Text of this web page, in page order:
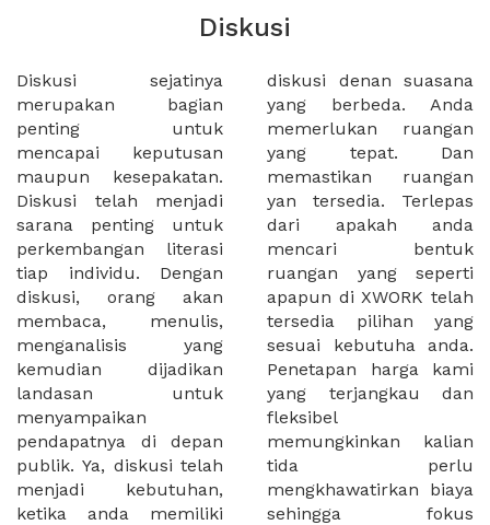
Diskusi
Diskusi sejatinya
merupakan bagian
penting untuk
mencapai keputusan
maupun kesepakatan.
Diskusi telah menjadi
sarana penting untuk
perkembangan literasi
tiap individu. Dengan
diskusi, orang akan
membaca, menulis,
menganalisis yang
kemudian dijadikan
landasan untuk
menyampaikan
pendapatnya di depan
publik. Ya, diskusi telah
menjadi kebutuhan,
ketika anda memiliki
diskusi denan suasana
yang berbeda. Anda
memerlukan ruangan
yang tepat. Dan
memastikan ruangan
yan tersedia. Terlepas
dari apakah anda
mencari bentuk
ruangan yang seperti
apapun di XWORK telah
tersedia pilihan yang
sesuai kebutuha anda.
Penetapan harga kami
yang terjangkau dan
fleksibel
memungkinkan kalian
tida perlu
mengkhawatirkan biaya
sehingga fokus